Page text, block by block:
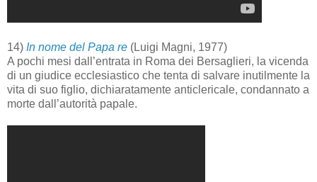
14) In nome del Papa re (Luigi Magni, 1977)
A pochi mesi dall’entrata in Roma dei Bersaglieri, la vicenda
di un giudice ecclesiastico che tenta di salvare inutilmente la
vita di suo figlio, dichiaratamente anticlericale, condannato a
morte dall’autorità papale.